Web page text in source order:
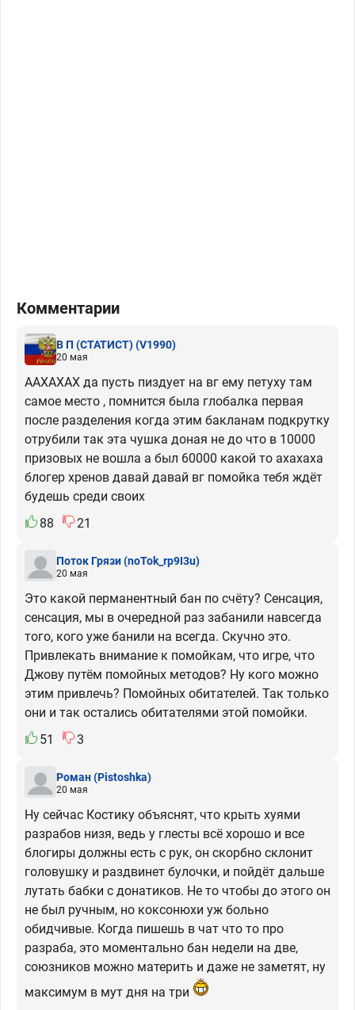
Комментарии
В П (СТАТИСТ)(V1990)
20 мая
ААХАХАХ да пусть пиздует на вг ему петуху там
самое место , помнится была глобалка первая
после разделения когда этим бакланам подкрутку
отрубили так эта чушка доная не до что в 10000
призовых не вошла а был 60000 какой то ахахаха
блогер хренов давай давай вг помойка тебя ждёт
будешь среди своих
88
21
Поток Грязи(noTok_rp9I3u)
20 мая
Это какой перманентный бан по счёту? Сенсация,
сенсация, мы в очередной раз забанили навсегда
того, кого уже банили на всегда. Скучно это.
Привлекать внимание к помойкам, что игре, что
Джову путём помойных методов? Ну кого можно
этим привлечь? Помойных обитателей. Так только
они и так остались обитателями этой помойки.
51
3
Роман(Pistoshka)
20 мая
Ну сейчас Костику объяснят, что крыть хуями
разрабов низя, ведь у глесты всё хорошо и все
блогиры должны есть с рук, он скорбно склонит
головушку и раздвинет булочки, и пойдёт дальше
лутать бабки с донатиков. Не то чтобы до этого он
не был ручным, но коксонюхи уж больно
обидчивые. Когда пишешь в чат что то про
разраба, это моментально бан недели на две,
союзников можно материть и даже не заметят, ну
максимум в мут дня на три